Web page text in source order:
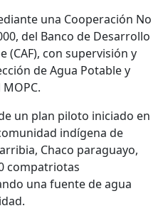
una Cooperación No
del Banco de Desarrollo
(CAF), con supervisión y
de Agua Potable y
un plan piloto iniciado en
indígena de
Chaco paraguayo,
compatriotas
una fuente de agua